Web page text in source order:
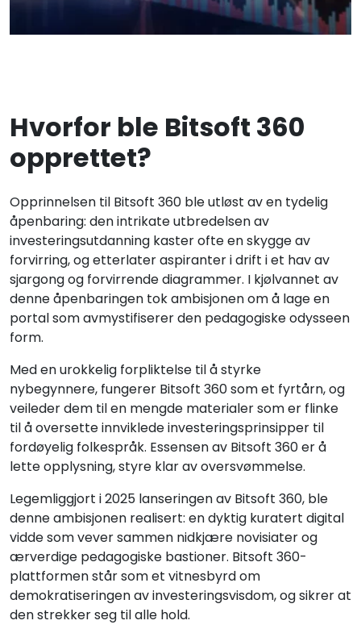
Hvorfor ble Bitsoft 360
opprettet?
Opprinnelsen til Bitsoft 360 ble utløst av en tydelig
åpenbaring: den intrikate utbredelsen av
investeringsutdanning kaster ofte en skygge av
forvirring, og etterlater aspiranter i drift i et hav av
sjargong og forvirrende diagrammer. I kjølvannet av
denne åpenbaringen tok ambisjonen om å lage en
portal som avmystifiserer den pedagogiske odysseen
form.
Med en urokkelig forpliktelse til å styrke
nybegynnere, fungerer Bitsoft 360 som et fyrtårn, og
veileder dem til en mengde materialer som er flinke
til å oversette innviklede investeringsprinsipper til
fordøyelig folkespråk. Essensen av Bitsoft 360 er å
lette opplysning, styre klar av oversvømmelse.
Legemliggjort i 2025 lanseringen av Bitsoft 360, ble
denne ambisjonen realisert: en dyktig kuratert digital
vidde som vever sammen nidkjære novisiater og
ærverdige pedagogiske bastioner. Bitsoft 360-
plattformen står som et vitnesbyrd om
demokratiseringen av investeringsvisdom, og sikrer at
den strekker seg til alle hold.